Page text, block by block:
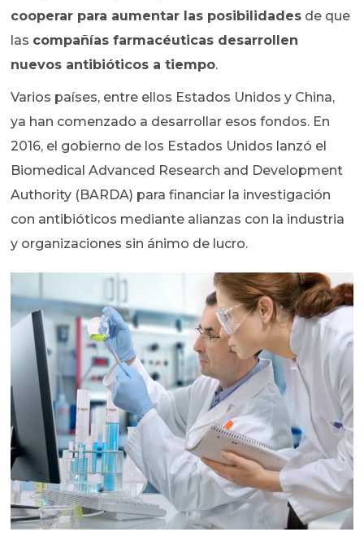
cooperar para aumentar las posibilidades de que
las compañías farmacéuticas desarrollen
nuevos antibióticos a tiempo.
Varios países, entre ellos Estados Unidos y China,
ya han comenzado a desarrollar esos fondos. En
2016, el gobierno de los Estados Unidos lanzó el
Biomedical Advanced Research and Development
Authority (BARDA) para financiar la investigación
con antibióticos mediante alianzas con la industria
y organizaciones sin ánimo de lucro.